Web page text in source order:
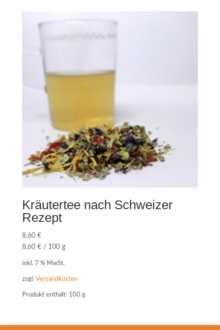
Kräutertee nach Schweizer
Rezept
8,60 €
8,60 €/ 100 g
inkl. 7 % MwSt.
zzgl. Versandkosten
Produkt enthält: 100 g